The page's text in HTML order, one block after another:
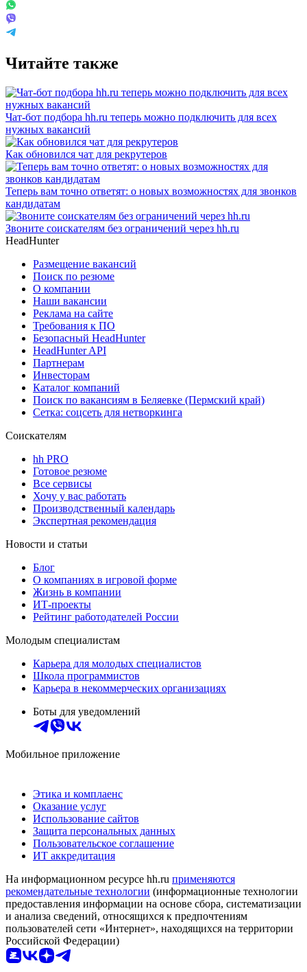
Читайте также
Чат-бот подбора hh.ru теперь можно подключить для всех
нужных вакансий
Как обновился чат для рекрутеров
Теперь вам точно ответят: о новых возможностях для звонков
кандидатам
Звоните соискателям без ограничений через hh.ru
HeadHunter
Размещение вакансий
Поиск по резюме
О компании
Наши вакансии
Реклама на сайте
Требования к ПО
Безопасный HeadHunter
HeadHunter API
Партнерам
Инвесторам
Каталог компаний
Поиск по вакансиям в Беляевке (Пермский край)
Сетка: соцсеть для нетворкинга
Соискателям
hh PRO
Готовое резюме
Все сервисы
Хочу у вас работать
Производственный календарь
Экспертная рекомендация
Новости и статьи
Блог
О компаниях в игровой форме
Жизнь в компании
ИТ-проекты
Рейтинг работодателей России
Молодым специалистам
Карьера для молодых специалистов
Школа программистов
Карьера в некоммерческих организациях
Боты для уведомлений
Мобильное приложение
Этика и комплаенс
Оказание услуг
Использование сайтов
Защита персональных данных
Пользовательское соглашение
ИТ аккредитация
На информационном ресурсе hh.ru применяются
рекомендательные технологии (информационные технологии
предоставления информации на основе сбора, систематизации
и анализа сведений, относящихся к предпочтениям
пользователей сети «Интернет», находящихся на территории
Российской Федерации)